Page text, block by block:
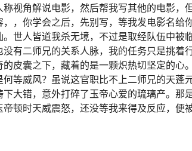
称视角解说电影，然后帮我写其他的电影，
，，你学会之后，先别写，等我发电影名给
。世人皆道我杀无境，不过是取经队伍中被
没有二师兄的关系人脉，我的任务只是挑着
的皮囊之下，藏着的是一颗炽热切坚定的心
何等威风？虽说这官职比不上二师兄的天蓬
下大错，意外打碎了玉帝心爱的琉璃产。那
帝顿时天威震怒，还没等我来得及反应，便